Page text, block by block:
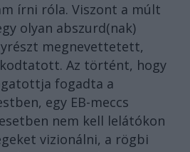
írni róla. Viszont a múlt
olyan abszurd(nak)
megnevettetett,
Az történt, hogy
fogadta a
egy EB-meccs
nem kell lelátókon
vizionálni, a rögbi